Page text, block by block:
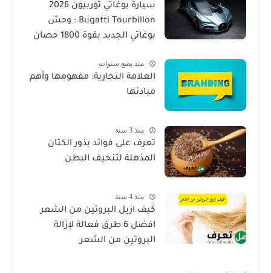
سيارة بوغاتي توربيون 2026
Bugatti Tourbillon : وحش
بوغاتي الجديد بقوة 1800 حصان
منذ بضع سنوات
العلامة التجارية: مفهومها وأهم
مبادئها
منذ 3 سنة
تعرف على فوائد بذور الكتان
المذهلة لتنحيف البطن
منذ 4 سنة
كيف ازيل البروتين من الشعر
افضل 6 طرق فعالة لإزالة
البروتين من الشعر